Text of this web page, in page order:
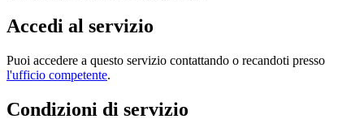
Accedi al servizio
Puoi accedere a questo servizio contattando o recandoti presso
l'ufficio competente.
Condizioni di servizio